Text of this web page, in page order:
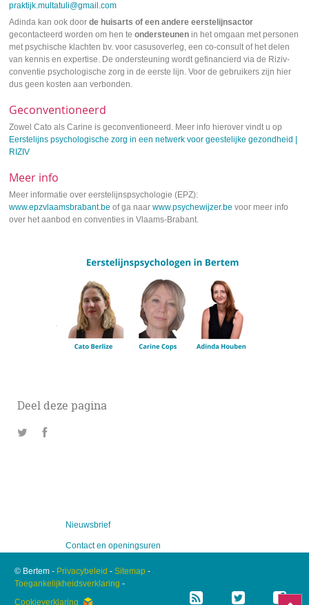
Nieuwsbrief
Contact en openingsuren
praktijk.multatuli@gmail.com
Adinda kan ook doorde huisarts of een andere eerstelijnsactor
gecontacteerd worden om hen teondersteunen in het omgaan met personen
met psychische klachten bv. voor casusoverleg, een co-consult of het delen
van kennis en expertise. De ondersteuning wordt gefinancierd via de Riziv-
conventie psychologische zorg in de eerste lijn. Voor de gebruikers zijn hier
dus geen kosten aan verbonden.
Geconventioneerd
Zowel Cato als Carine is geconventioneerd. Meer info hierover vindt u op
Eerstelijns psychologische zorg in een netwerk voor geestelijke gezondheid |
RIZIV
Meer info
Meer informatie over eerstelijnspsychologie (EPZ):
www.epzvlaamsbrabant.be of ga naarwww.psychewijzer.be voor meer info
over het aanbod en conventies in Vlaams-Brabant.
Deel deze pagina
© Bertem - Privacybeleid - Sitemap-
Toegankelijkheidsverklaring -
Cookieverklaring
RSS